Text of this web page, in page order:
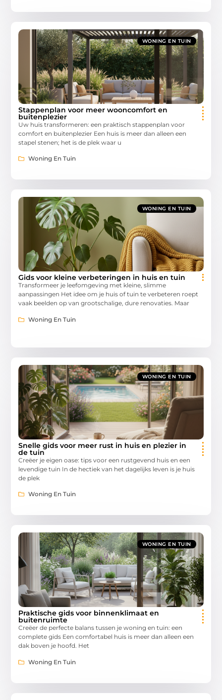
WONING EN TUIN
Stappenplan voor meer wooncomfort en
buitenplezier
Uw huis transformeren: een praktisch stappenplan voor
comfort en buitenplezier Een huis is meer dan alleen een
stapel stenen; het is de plek waar u
Woning En Tuin
WONING EN TUIN
Gids voor kleine verbeteringen in huis en tuin
Transformeer je leefomgeving met kleine, slimme
aanpassingen Het idee om je huis of tuin te verbeteren roept
vaak beelden op van grootschalige, dure renovaties. Maar
Woning En Tuin
WONING EN TUIN
Snelle gids voor meer rust in huis en plezier in
de tuin
Creëer je eigen oase: tips voor een rustgevend huis en een
levendige tuin In de hectiek van het dagelijks leven is je huis
de plek
Woning En Tuin
WONING EN TUIN
Praktische gids voor binnenklimaat en
buitenruimte
Creëer de perfecte balans tussen je woning en tuin: een
complete gids Een comfortabel huis is meer dan alleen een
dak boven je hoofd. Het
Woning En Tuin